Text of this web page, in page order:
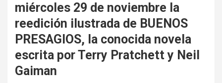
miércoles 29 de noviembre la
reedición ilustrada de BUENOS
PRESAGIOS, la conocida novela
escrita por Terry Pratchett y Neil
Gaiman